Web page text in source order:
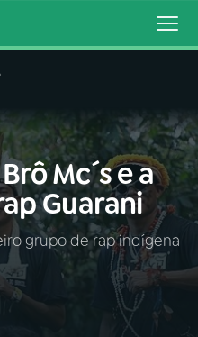
Mc´s e a
Guarani
grupo de rap indígena